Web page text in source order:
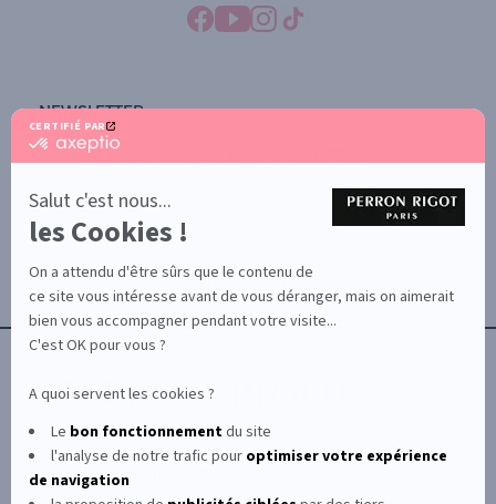
CERTIFIÉ PAR
certifié
En
savoir
plus
sur
Axeptio
Salut c'est nous...
les Cookies !
On a attendu d'être sûrs que le contenu de
ce site vous intéresse avant de vous déranger, mais on aimerait
bien vous accompagner pendant votre visite...
C'est OK pour vous ?
A quoi servent les cookies ?
Le bon fonctionnementdu site
l'analyse de notre trafic pour optimiservotre expérience
de navigation
NEWSLETTER
SOUSCRIRE À LA NEWSLETTER
CONTACTEZ-NOUS
TERMES ET CONDITIONS
© Le Club Perron Rigot 2026